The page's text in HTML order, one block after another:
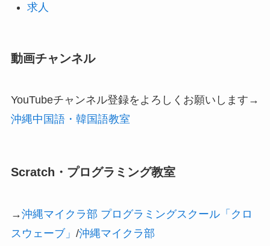
求人
動画チャンネル
YouTubeチャンネル登録をよろしくお願いします→
沖縄中国語・韓国語教室
Scratch・プログラミング教室
→沖縄マイクラ部 プログラミングスクール「クロ
スウェーブ」 /沖縄マイクラ部